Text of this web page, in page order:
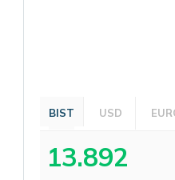
BIST USD
13.892